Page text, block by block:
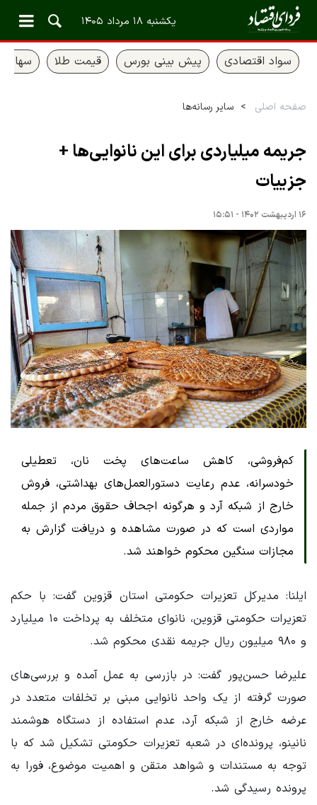
یکشنبه ۱۸ مرداد ۱۴۰۵
سواد اقتصادی پیش بینی بورس قیمت طلا سهام
صفحه اصلی سایر رسانه‌ها
جریمه میلیاردی برای این نانوایی‌ها +
جزییات
۱۶ اردیبهشت ۱۴۰۲ - ۱۵:۵۱
کم‌فروشی، کاهش ساعت‌های پخت نان، تعطیلی
خودسرانه، عدم رعایت دستورالعمل‌های بهداشتی، فروش
خارج از شبکه آرد و هرگونه اجحاف حقوق مردم از جمله
مواردی است که در صورت مشاهده و دریافت گزارش به
مجازات سنگین محکوم خواهند شد.
ایلنا: مدیرکل تعزیرات حکومتی استان قزوین گفت: با حکم
تعزیرات حکومتی قزوین، نانوای متخلف به پرداخت ۱۰ میلیارد
و ۹۸۰ میلیون ریال جریمه نقدی محکوم شد.
علیرضا حسن‌پور گفت: در بازرسی به عمل آمده و بررسی‌های
صورت گرفته از یک واحد نانوایی مبنی بر تخلفات متعدد در
عرضه خارج از شبکه آرد، عدم استفاده از دستگاه هوشمند
نانینو، پرونده‌ای در شعبه تعزیرات حکومتی تشکیل شد که با
توجه به مستندات و شواهد متقن و اهمیت موضوع، فورا به
پرونده رسیدگی شد.